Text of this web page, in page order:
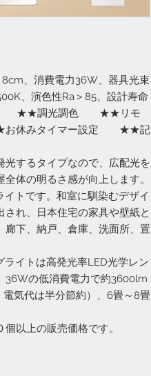
8cm、消費電力36W、器具光束
、演色性Ra＞85、設計寿命
★★調光調色 ★★リモ
休みタイマー設定 ★★記
光するタイプなので、広配光を
体の明るさ感が向上します。
トです。和室に馴染むデザイ
れ、日本住宅の家具や壁紙と
下、納戸、倉庫、洗面所、置
ライトは高発光率LED光学レン
36Wの低消費電力で約3600lm
気代は半分節約）、6畳～8畳
以上の販売価格です。